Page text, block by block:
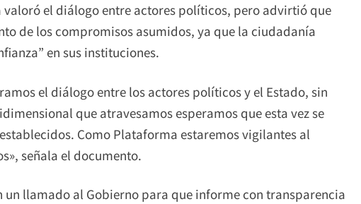
el diálogo entre actores políticos, pero advirtió que
de los compromisos asumidos, ya que la ciudadanía
en sus instituciones.
el diálogo entre los actores políticos y el Estado, sin
que atravesamos esperamos que esta vez se
Como Plataforma estaremos vigilantes al
señala el documento.
un llamado al Gobierno para que informe con transparencia